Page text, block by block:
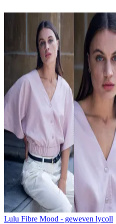
Lulu Fibre Mood - geweven lycoll